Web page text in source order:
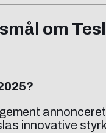
om
innovative